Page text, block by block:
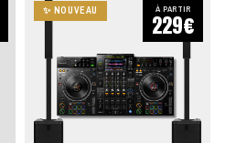
✨ NOUVEAU À PARTIR
229€